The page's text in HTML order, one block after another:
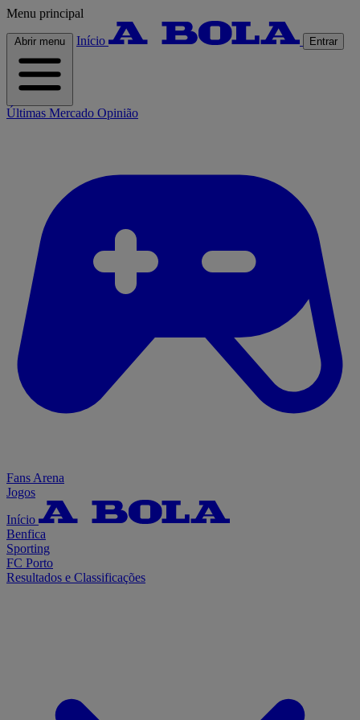
Menu principal
Abrir menu Início Entrar
Últimas Mercado Opinião
Fans Arena
Jogos
Início
Benfica
Sporting
FC Porto
Resultados e Classificações